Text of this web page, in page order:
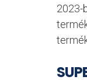
2023-